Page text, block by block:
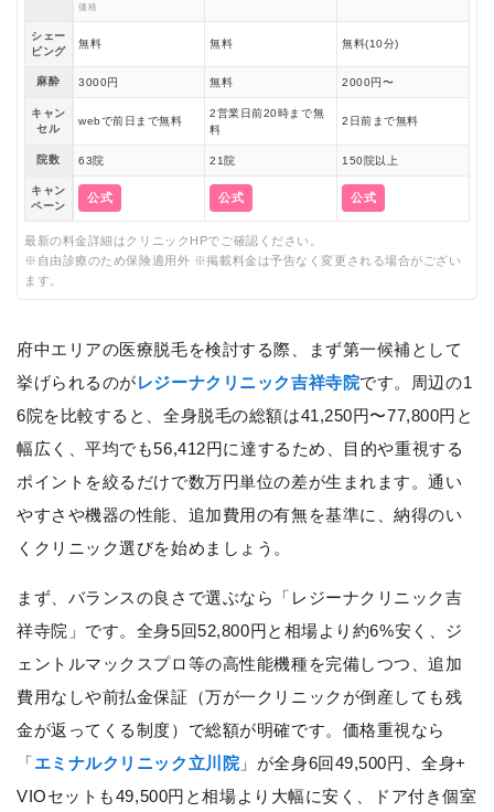
価格
シェー
ビング
無料 無料 無料(10分)
麻酔 3000円 無料 2000円〜
キャン
セル
webで前日まで無料
2営業日前20時まで無
料
2日前まで無料
院数 63院 21院 150院以上
キャン
ペーン
公式 公式 公式
最新の料金詳細はクリニックHPでご確認ください。
※自由診療のため保険適用外 ※掲載料金は予告なく変更される場合がござい
ます。
府中エリアの医療脱毛を検討する際、まず第一候補として
挙げられるのがレジーナクリニック吉祥寺院です。周辺の1
6院を比較すると、全身脱毛の総額は41,250円〜77,800円と
幅広く、平均でも56,412円に達するため、目的や重視する
ポイントを絞るだけで数万円単位の差が生まれます。通い
やすさや機器の性能、追加費用の有無を基準に、納得のい
くクリニック選びを始めましょう。
まず、バランスの良さで選ぶなら「レジーナクリニック吉
祥寺院」です。全身5回52,800円と相場より約6%安く、ジ
ェントルマックスプロ等の高性能機種を完備しつつ、追加
費用なしや前払金保証（万が一クリニックが倒産しても残
金が返ってくる制度）で総額が明確です。価格重視なら
「エミナルクリニック立川院」が全身6回49,500円、全身+
VIOセットも49,500円と相場より大幅に安く、ドア付き個室